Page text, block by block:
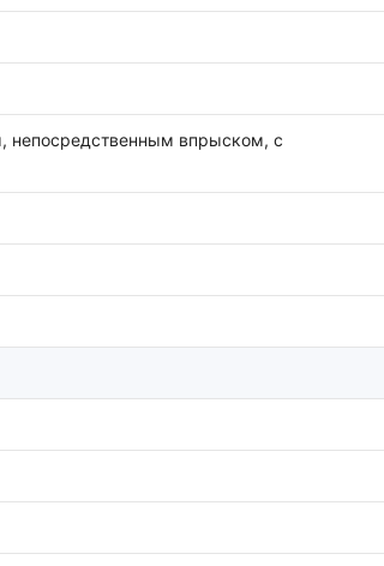
непосредственным впрыском, с